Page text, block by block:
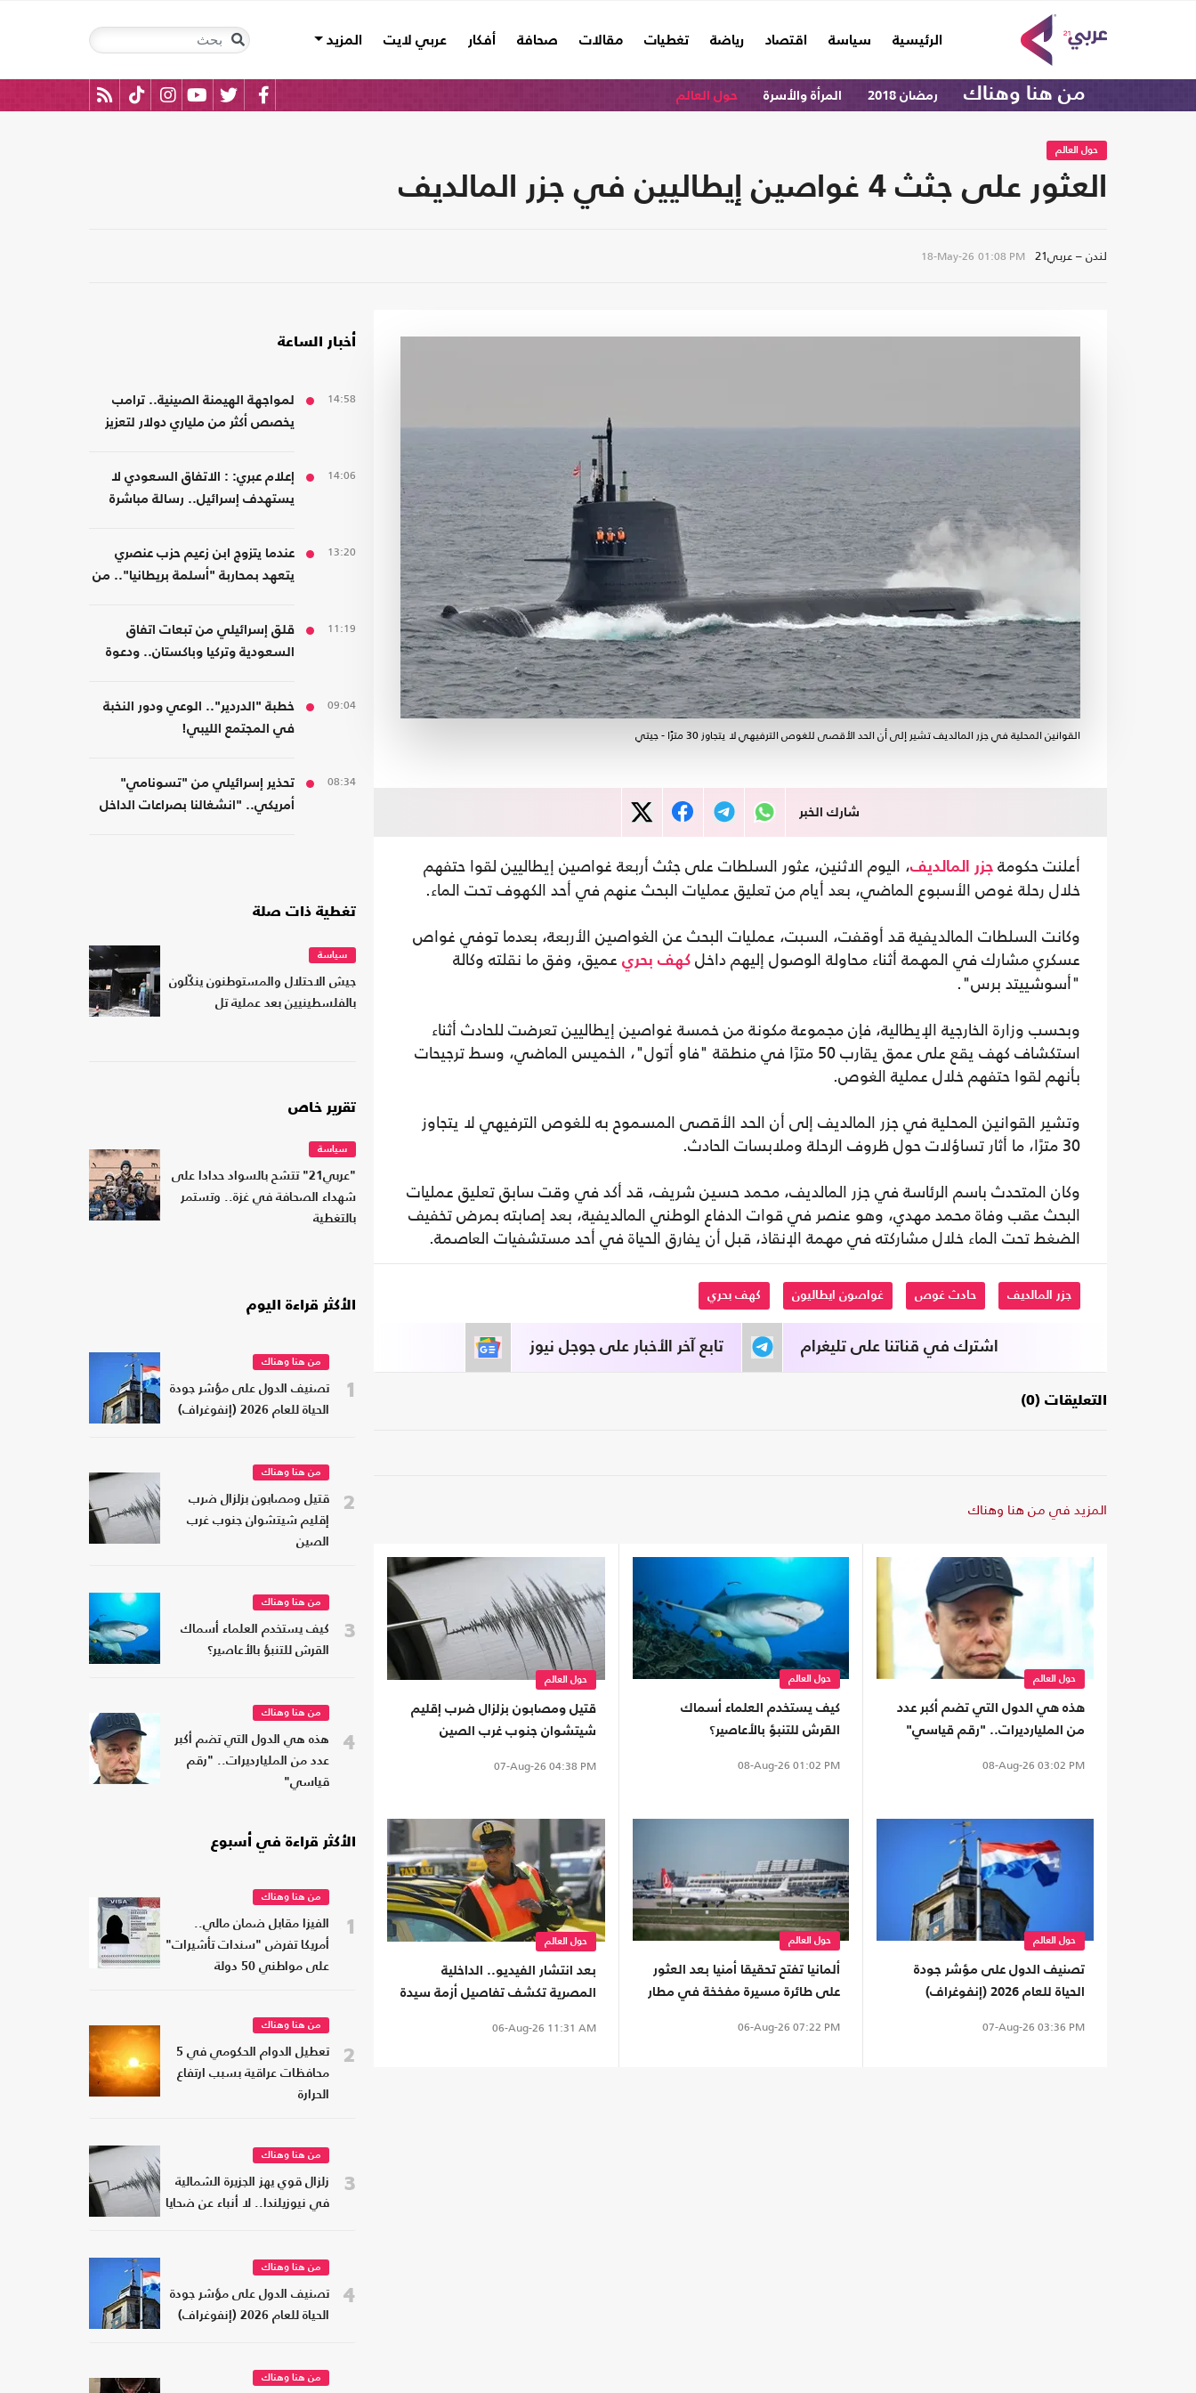
الرئيسية
(current) سياسة اقتصاد رياضة تغطيات مقالات صحافة أفكار عربي لايت المزيد
من هنا وهناك رمضان 2018 المرأة والأسرة حول العالم
حول العالم
العثور على جثث 4 غواصين إيطاليين في جزر المالديف
لندن – عربي21 18-May-26 01:08 PM
القوانين المحلية في جزر المالديف تشير إلى أن الحد الأقصى للغوص الترفيهي لا يتجاوز 30 مترًا - جيتي
شارك الخبر
أعلنت حكومة جزر المالديف، اليوم الاثنين، عثور السلطات على جثث أربعة غواصين إيطاليين لقوا حتفهم
خلال رحلة غوص الأسبوع الماضي، بعد أيام من تعليق عمليات البحث عنهم في أحد الكهوف تحت الماء.
وكانت السلطات المالديفية قد أوقفت، السبت، عمليات البحث عن الغواصين الأربعة، بعدما توفي غواص
عسكري مشارك في المهمة أثناء محاولة الوصول إليهم داخل كهف بحري عميق، وفق ما نقلته وكالة
"أسوشييتد برس".
وبحسب وزارة الخارجية الإيطالية، فإن مجموعة مكونة من خمسة غواصين إيطاليين تعرضت للحادث أثناء
استكشاف كهف يقع على عمق يقارب 50 مترًا في منطقة "فاو أتول"، الخميس الماضي، وسط ترجيحات
بأنهم لقوا حتفهم خلال عملية الغوص.
وتشير القوانين المحلية في جزر المالديف إلى أن الحد الأقصى المسموح به للغوص الترفيهي لا يتجاوز
30 مترًا، ما أثار تساؤلات حول ظروف الرحلة وملابسات الحادث.
وكان المتحدث باسم الرئاسة في جزر المالديف، محمد حسين شريف، قد أكد في وقت سابق تعليق عمليات
البحث عقب وفاة محمد مهدي، وهو عنصر في قوات الدفاع الوطني المالديفية، بعد إصابته بمرض تخفيف
الضغط تحت الماء خلال مشاركته في مهمة الإنقاذ، قبل أن يفارق الحياة في أحد مستشفيات العاصمة.
جزر المالديف حادث غوص غواصون ايطاليون كهف بحري
تابع آخر الأخبار على جوجل نيوز اشترك في قناتنا على تليغرام
التعليقات (0)
المزيد في من هنا وهناك
حول العالم
هذه هي الدول التي تضم أكبر عدد
من المليارديرات.. "رقم قياسي"
08-Aug-26 03:02 PM
حول العالم
كيف يستخدم العلماء أسماك
القرش للتنبؤ بالأعاصير؟
08-Aug-26 01:02 PM
حول العالم
قتيل ومصابون بزلزال ضرب إقليم
شيتشوان جنوب غرب الصين
07-Aug-26 04:38 PM
حول العالم
تصنيف الدول على مؤشر جودة
الحياة للعام 2026 (إنفوغراف)
07-Aug-26 03:36 PM
حول العالم
ألمانيا تفتح تحقيقا أمنيا بعد العثور
على طائرة مسيرة مفخخة في مطار
06-Aug-26 07:22 PM
حول العالم
بعد انتشار الفيديو.. الداخلية
المصرية تكشف تفاصيل أزمة سيدة
06-Aug-26 11:31 AM
أخبار الساعة
14:58
لمواجهة الهيمنة الصينية.. ترامب
يخصص أكثر من ملياري دولار لتعزيز
14:06
إعلام عبري: : الاتفاق السعودي لا
يستهدف إسرائيل.. رسالة مباشرة
13:20
عندما يتزوج ابن زعيم حزب عنصري
يتعهد بمحاربة "أسلمة بريطانيا".. من
11:19
قلق إسرائيلي من تبعات اتفاق
السعودية وتركيا وباكستان.. ودعوة
09:04
خطبة "الدردير".. الوعي ودور النخبة
في المجتمع الليبي!
08:34
تحذير إسرائيلي من "تسونامي"
أمريكي.. "انشغالنا بصراعات الداخل
تغطية ذات صلة
سياسة
جيش الاحتلال والمستوطنون ينكّلون
بالفلسطينيين بعد عملية تل
تقرير خاص
سياسة
"عربي21" تتشح بالسواد حدادا على
شهداء الصحافة في غزة.. وتستمر
بالتغطية
الأكثر قراءة اليوم
1
من هنا وهناك
تصنيف الدول على مؤشر جودة
الحياة للعام 2026 (إنفوغراف)
2
من هنا وهناك
قتيل ومصابون بزلزال ضرب
إقليم شيتشوان جنوب غرب
الصين
3
من هنا وهناك
كيف يستخدم العلماء أسماك
القرش للتنبؤ بالأعاصير؟
4
من هنا وهناك
هذه هي الدول التي تضم أكبر
عدد من المليارديرات.. "رقم
قياسي"
الأكثر قراءة في أسبوع
1
من هنا وهناك
الفيزا مقابل ضمان مالي..
أمريكا تفرض "سندات تأشيرات"
على مواطني 50 دولة
2
من هنا وهناك
تعطيل الدوام الحكومي في 5
محافظات عراقية بسبب ارتفاع
الحرارة
3
من هنا وهناك
زلزال قوي يهز الجزيرة الشمالية
في نيوزيلندا.. لا أنباء عن ضحايا
4
من هنا وهناك
تصنيف الدول على مؤشر جودة
الحياة للعام 2026 (إنفوغراف)
من هنا وهناك